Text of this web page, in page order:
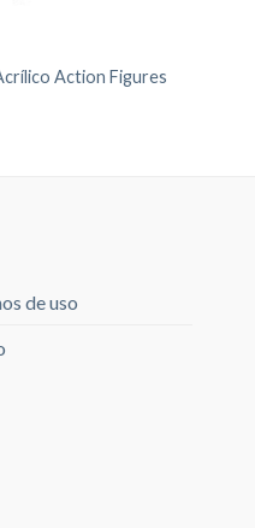
Action Figures
de uso